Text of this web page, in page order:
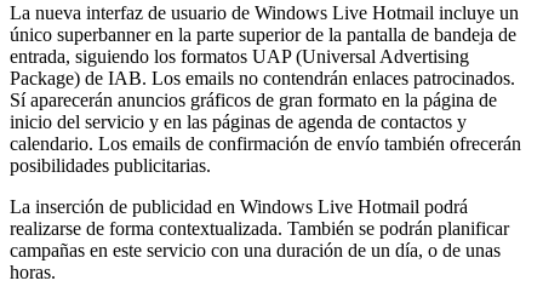
La nueva interfaz de usuario de Windows Live Hotmail incluye un
único superbanner en la parte superior de la pantalla de bandeja de
entrada, siguiendo los formatos UAP (Universal Advertising
Package) de IAB. Los emails no contendrán enlaces patrocinados.
Sí aparecerán anuncios gráficos de gran formato en la página de
inicio del servicio y en las páginas de agenda de contactos y
calendario. Los emails de confirmación de envío también ofrecerán
posibilidades publicitarias.
La inserción de publicidad en Windows Live Hotmail podrá
realizarse de forma contextualizada. También se podrán planificar
campañas en este servicio con una duración de un día, o de unas
horas.